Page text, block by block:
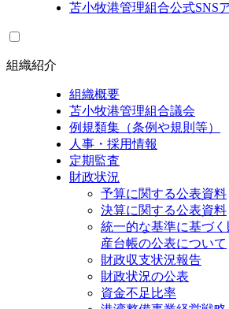
苫小牧港管理組合公式SNS
組織紹介
組織概要
苫小牧港管理組合議会
例規類集（条例や規則等）
人事・採用情報
定期監査
財政状況
予算に関する公表資料
決算に関する公表資料
統一的な基準に基づ
産台帳の公表について
財政収支状況報告
財政状況の公表
資金不足比率